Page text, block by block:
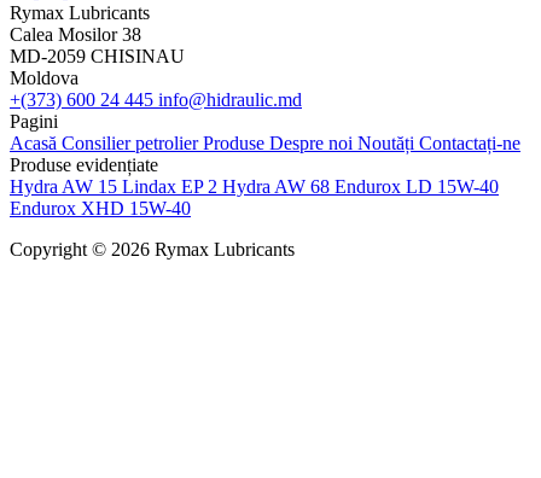
Rymax Lubricants
Calea Mosilor 38
MD-2059 CHISINAU
Moldova
+(373) 600 24 445 info@hidraulic.md
Pagini
Acasă Consilier petrolierProduse Despre noi Noutăți Contactați-ne
Produse evidențiate
Hydra AW 15 Lindax EP 2 Hydra AW 68 Endurox LD 15W-40
Endurox XHD 15W-40
Copyright © 2026 Rymax Lubricants